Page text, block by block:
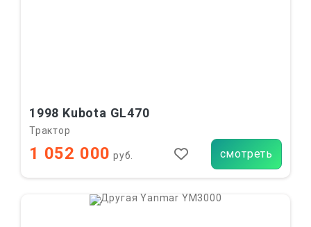
1998 Kubota GL470
Трактор
1 052 000 руб. смотреть